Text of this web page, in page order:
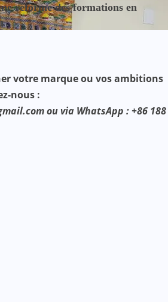
réforme des formations en
votre marque ou vos ambitions
nous :
ou via WhatsApp : +86 188